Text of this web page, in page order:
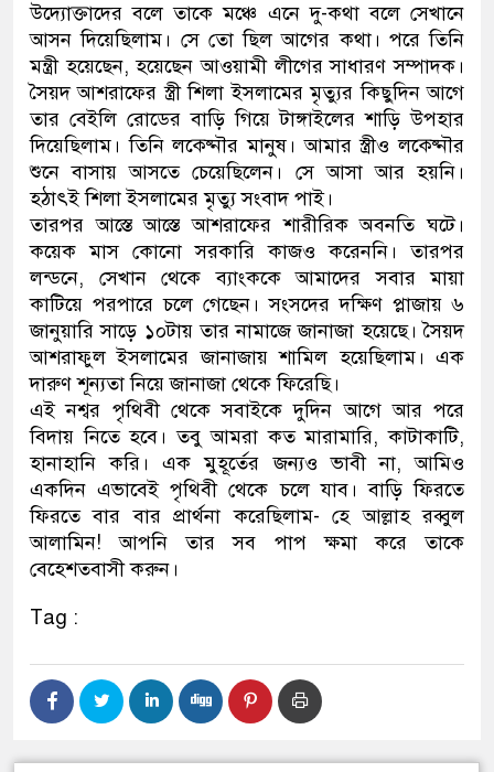
উদ্যোক্তাদের বলে তাকে মঞ্চে এনে দু-কথা বলে সেখানে
আসন দিয়েছিলাম। সে তো ছিল আগের কথা। পরে তিনি
মন্ত্রী হয়েছেন, হয়েছেন আওয়ামী লীগের সাধারণ সম্পাদক।
সৈয়দ আশরাফের স্ত্রী শিলা ইসলামের মৃত্যুর কিছুদিন আগে
তার বেইলি রোডের বাড়ি গিয়ে টাঙ্গাইলের শাড়ি উপহার
দিয়েছিলাম। তিনি লক্ষ্নৌর মানুষ। আমার স্ত্রীও লক্ষ্নৌর
শুনে বাসায় আসতে চেয়েছিলেন। সে আসা আর হয়নি।
হঠাৎই শিলা ইসলামের মৃত্যু সংবাদ পাই।
তারপর আস্তে আস্তে আশরাফের শারীরিক অবনতি ঘটে।
কয়েক মাস কোনো সরকারি কাজও করেননি। তারপর
লন্ডনে, সেখান থেকে ব্যাংককে আমাদের সবার মায়া
কাটিয়ে পরপারে চলে গেছেন। সংসদের দক্ষিণ প্লাজায় ৬
জানুয়ারি সাড়ে ১০টায় তার নামাজে জানাজা হয়েছে। সৈয়দ
আশরাফুল ইসলামের জানাজায় শামিল হয়েছিলাম। এক
দারুণ শূন্যতা নিয়ে জানাজা থেকে ফিরেছি।
এই নশ্বর পৃথিবী থেকে সবাইকে দুদিন আগে আর পরে
বিদায় নিতে হবে। তবু আমরা কত মারামারি, কাটাকাটি,
হানাহানি করি। এক মুহূর্তের জন্যও ভাবী না, আমিও
একদিন এভাবেই পৃথিবী থেকে চলে যাব। বাড়ি ফিরতে
ফিরতে বার বার প্রার্থনা করেছিলাম- হে আল্লাহ রব্বুল
আলামিন! আপনি তার সব পাপ ক্ষমা করে তাকে
বেহেশতবাসী করুন।
Tag :